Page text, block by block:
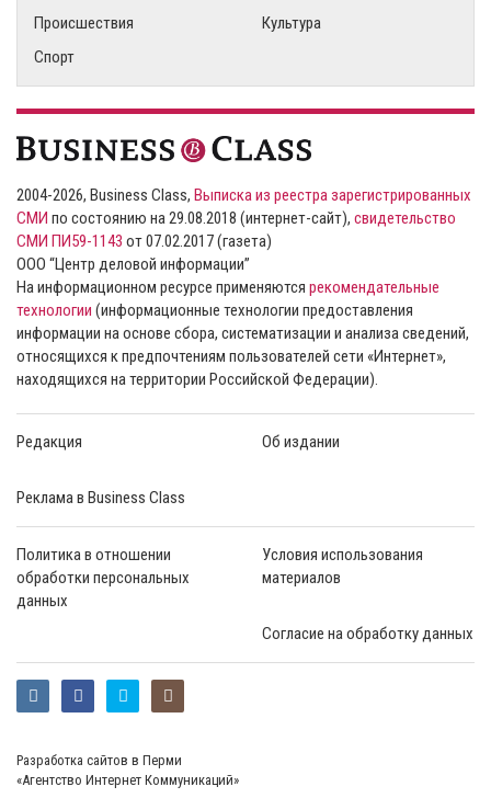
Происшествия
Культура
Спорт
2004-2026, Business Class, Выписка из реестра зарегистрированных
СМИ по состоянию на 29.08.2018 (интернет-сайт), свидетельство
СМИ ПИ59-1143 от 07.02.2017 (газета)
ООО “Центр деловой информации”
На информационном ресурсе применяются рекомендательные
технологии (информационные технологии предоставления
информации на основе сбора, систематизации и анализа сведений,
относящихся к предпочтениям пользователей сети «Интернет»,
находящихся на территории Российской Федерации).
Редакция Об издании
Реклама в Business Class
Политика в отношении
обработки персональных
данных
Условия использования
материалов
Согласие на обработку данных
Разработка сайтов в Перми
«Агентство Интернет Коммуникаций»